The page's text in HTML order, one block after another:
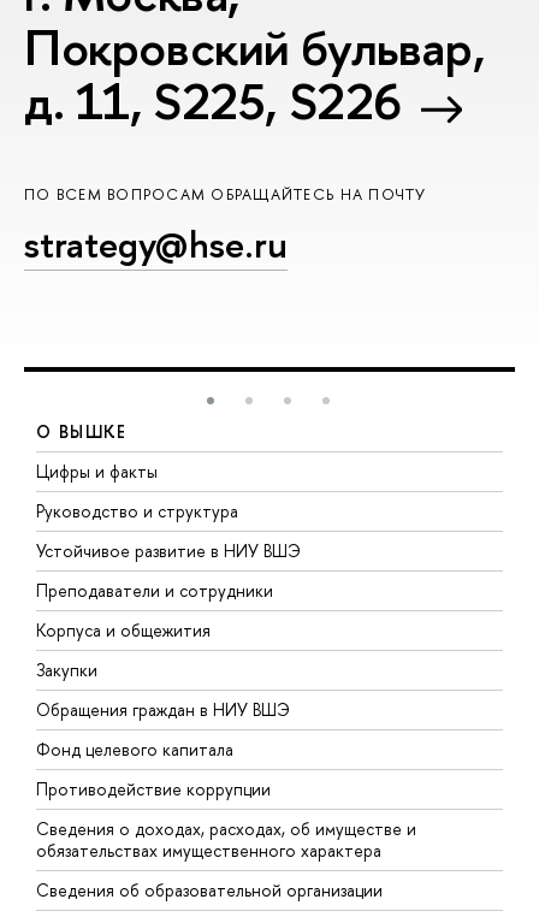
Покровский бульвар,
д. 11, S225, S226
ПО ВСЕМ ВОПРОСАМ ОБРАЩАЙТЕСЬ НА ПОЧТУ
strategy@hse.ru
О ВЫШКЕ
Цифры и факты
Руководство и структура
Устойчивое развитие в НИУ ВШЭ
Преподаватели и сотрудники
Корпуса и общежития
Закупки
Обращения граждан в НИУ ВШЭ
Фонд целевого капитала
Противодействие коррупции
Сведения о доходах, расходах, об имуществе и
обязательствах имущественного характера
Сведения об образовательной организации